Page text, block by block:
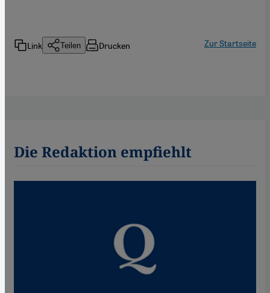
Link Teilen Drucken Zur Startseite
Die Redaktion empfiehlt